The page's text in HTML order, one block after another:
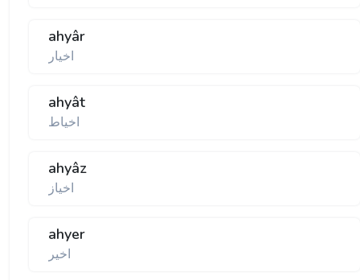
ahyâr
اخيار
ahyât
اخياط
ahyâz
اخياز
ahyer
اخير